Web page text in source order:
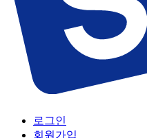
로그인
회원가입